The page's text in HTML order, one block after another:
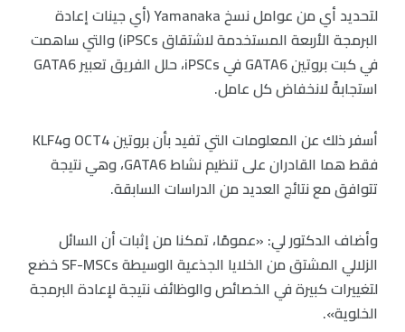
لتحديد أي من عوامل نسخ Yamanaka (أي جينات إعادة
البرمجة الأربعة المستخدمة لاشتقاق iPSCs) والتي ساهمت
في كبت بروتين GATA6 في iPSCs، حلل الفريق تعبير GATA6
استجابةً لانخفاض كل عامل.
أسفر ذلك عن المعلومات التي تفيد بأن بروتين OCT4 وKLF4
فقط هما القادران على تنظيم نشاط GATA6، وهي نتيجة
تتوافق مع نتائج العديد من الدراسات السابقة.
وأضاف الدكتور لي: «عمومًا، تمكنا من إثبات أن السائل
الزلالي المشتق من الخلايا الجذعية الوسيطة SF-MSCs خضع
لتغييرات كبيرة في الخصائص والوظائف نتيجة لإعادة البرمجة
الخلوية».